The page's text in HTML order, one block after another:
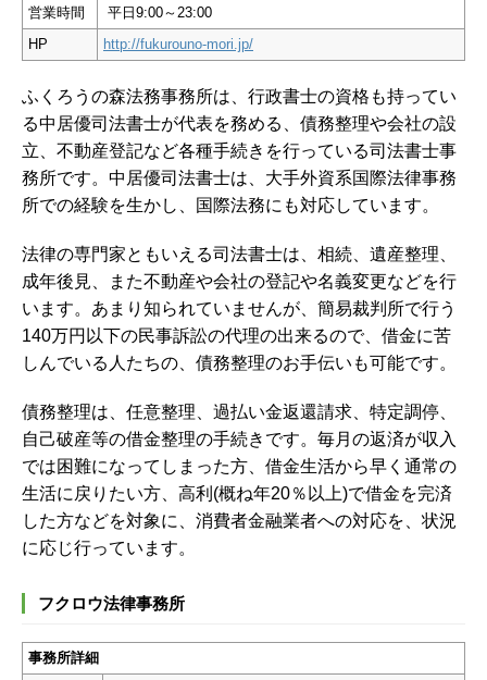
営業時間
平日9:00～23:00
HP
http://fukurouno-mori.jp/
ふくろうの森法務事務所は、行政書士の資格も持ってい
る中居優司法書士が代表を務める、債務整理や会社の設
立、不動産登記など各種手続きを行っている司法書士事
務所です。中居優司法書士は、大手外資系国際法律事務
所での経験を生かし、国際法務にも対応しています。
法律の専門家ともいえる司法書士は、相続、遺産整理、
成年後見、また不動産や会社の登記や名義変更などを行
います。あまり知られていませんが、簡易裁判所で行う
140万円以下の民事訴訟の代理の出来るので、借金に苦
しんでいる人たちの、債務整理のお手伝いも可能です。
債務整理は、任意整理、過払い金返還請求、特定調停、
自己破産等の借金整理の手続きです。毎月の返済が収入
では困難になってしまった方、借金生活から早く通常の
生活に戻りたい方、高利(概ね年20％以上)で借金を完済
した方などを対象に、消費者金融業者への対応を、状況
に応じ行っています。
フクロウ法律事務所
事務所詳細